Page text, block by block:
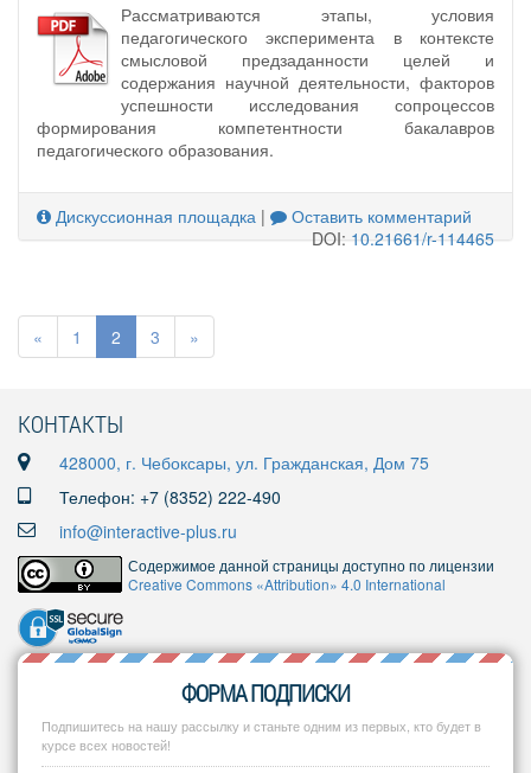
Рассматриваются этапы, условия
педагогического эксперимента в контексте
смысловой предзаданности целей и
содержания научной деятельности, факторов
успешности исследования сопроцессов
формирования компетентности бакалавров
педагогического образования.
Дискуссионная площадка |
Оставить комментарий
DOI:10.21661/r-114465
« 1 2 3 »
КОНТАКТЫ
428000, г. Чебоксары, ул. Гражданская, Дом 75
Телефон: +7 (8352) 222-490
info@interactive-plus.ru
Содержимое данной страницы доступно по лицензии
Creative Commons «Attribution» 4.0 International
ФОРМА ПОДПИСКИ
Подпишитесь на нашу рассылку и станьте одним из первых, кто будет в
курсе всех новостей!